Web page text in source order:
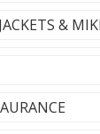
&